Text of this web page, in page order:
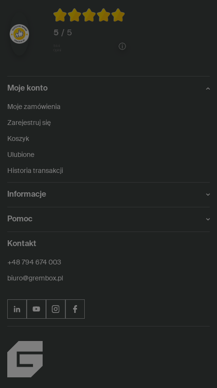
5 / 5
Moje konto
Moje zamówienia
Zarejestruj się
Koszyk
Ulubione
Historia transakcji
Informacje
Pomoc
Kontakt
+48 794 674 003
biuro@grembox.pl